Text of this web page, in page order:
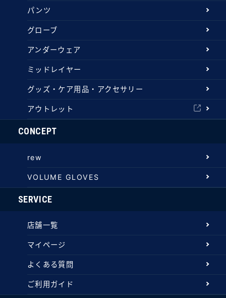
パンツ
グローブ
アンダーウェア
ミッドレイヤー
グッズ・ケア用品・アクセサリー
アウトレット
CONCEPT
rew
VOLUME GLOVES
SERVICE
店舗一覧
マイページ
よくある質問
ご利用ガイド